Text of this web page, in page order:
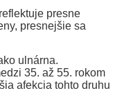
presne
presnejšie sa
ulnárna.
35. až 55. rokom
afekcia tohto druhu